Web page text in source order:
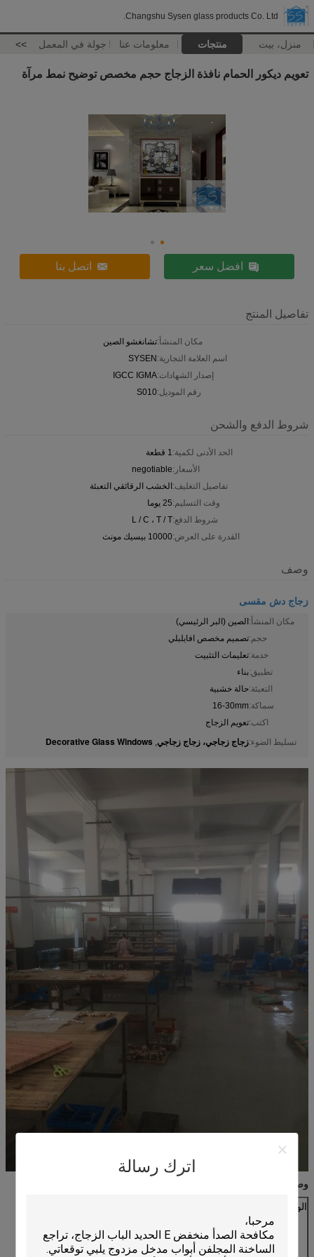
Changshu Sysen glass products Co. Ltd.
منزل، بيت منتجات معلومات عنا جولة في المعمل >>
اترك رسالة
تعويم ديكور الحمام نافذة الزجاج حجم مخصص توضيح نمط مرآة
افضل سعر اتصل بنا
تفاصيل المنتج
مكان المنشأ:تشانغشو الصين
اسم العلامة التجارية:SYSEN
إصدار الشهادات:IGCC IGMA
رقم الموديل:S010
شروط الدفع والشحن
الحد الأدنى لكمية:1 قطعة
الأسعار:negotiable
تفاصيل التغليف:الخشب الرقائقي التعبئة
وقت التسليم:25 يوما
شروط الدفع:L / C ، T / T
القدرة على العرض:10000 بيسيك مونث
وصف
زجاج دش مقسى
مكان المنشأ:الصين (البر الرئيسي)
حجم:تصميم مخصص افايلبلي
خدمة:تعليمات التثبيت
تطبيق:بناء
التعبئة:حالة خشبية
سماكة:16-30mm
اكتب:تعويم الزجاج
تسليط الضوء:زجاج زجاجي، زجاج زجاجي,
Decorative Glass Windows
وصف المنتج
الوضعية
فسيفساء، بارومتر
مرآة الفسيفساء الزجاجية